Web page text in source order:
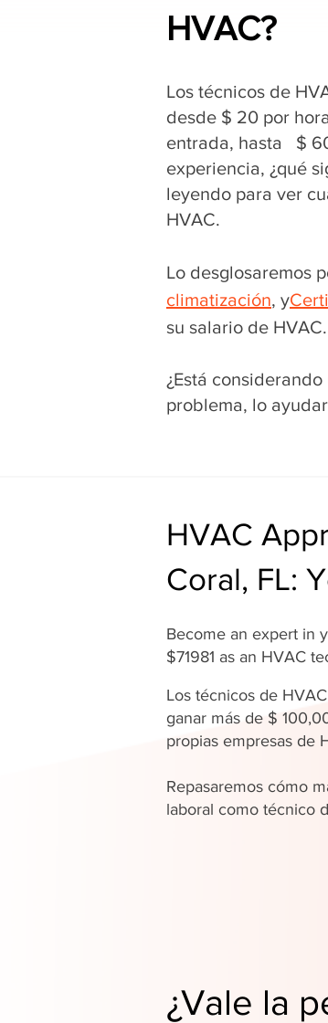
HVAC?
Los técnicos de
desde $ 20 por
entrada, hasta $
experiencia, ¿qué
leyendo para ver
HVAC.
Lo desglosaremos
climatización, y
su salario de HVAC.
¿Está
problema, lo
HVAC
Coral, FL:
Become an expert in
$71981 as an HVAC
Los técnicos de
ganar más de $
propias empresas de
Repasaremos cómo
laboral como técnico
¿Vale la